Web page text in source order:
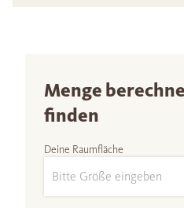
Menge
finden
Deine Raumfläche